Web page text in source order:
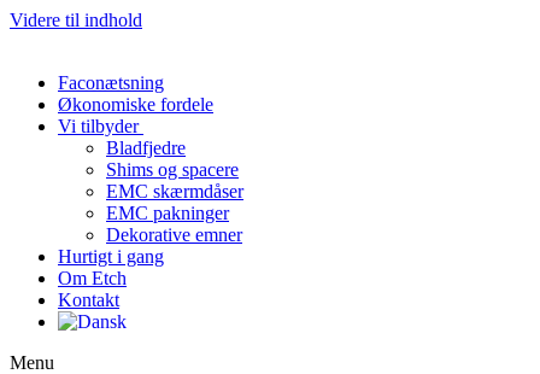
Videre til indhold
Faconætsning
Økonomiske fordele
Vi tilbyder
Bladfjedre
Shims og spacere
EMC skærmdåser
EMC pakninger
Dekorative emner
Hurtigt i gang
Om Etch
Kontakt
Menu